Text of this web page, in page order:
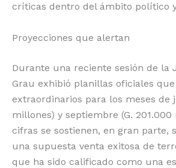
críticas dentro del ámbito político
Proyecciones que alertan
Durante una reciente sesión de la
Grau exhibió planillas oficiales
extraordinarios para los meses de
millones) y septiembre (G. 201.000
cifras se sostienen, en gran parte,
una supuesta venta exitosa de
que ha sido calificado como una